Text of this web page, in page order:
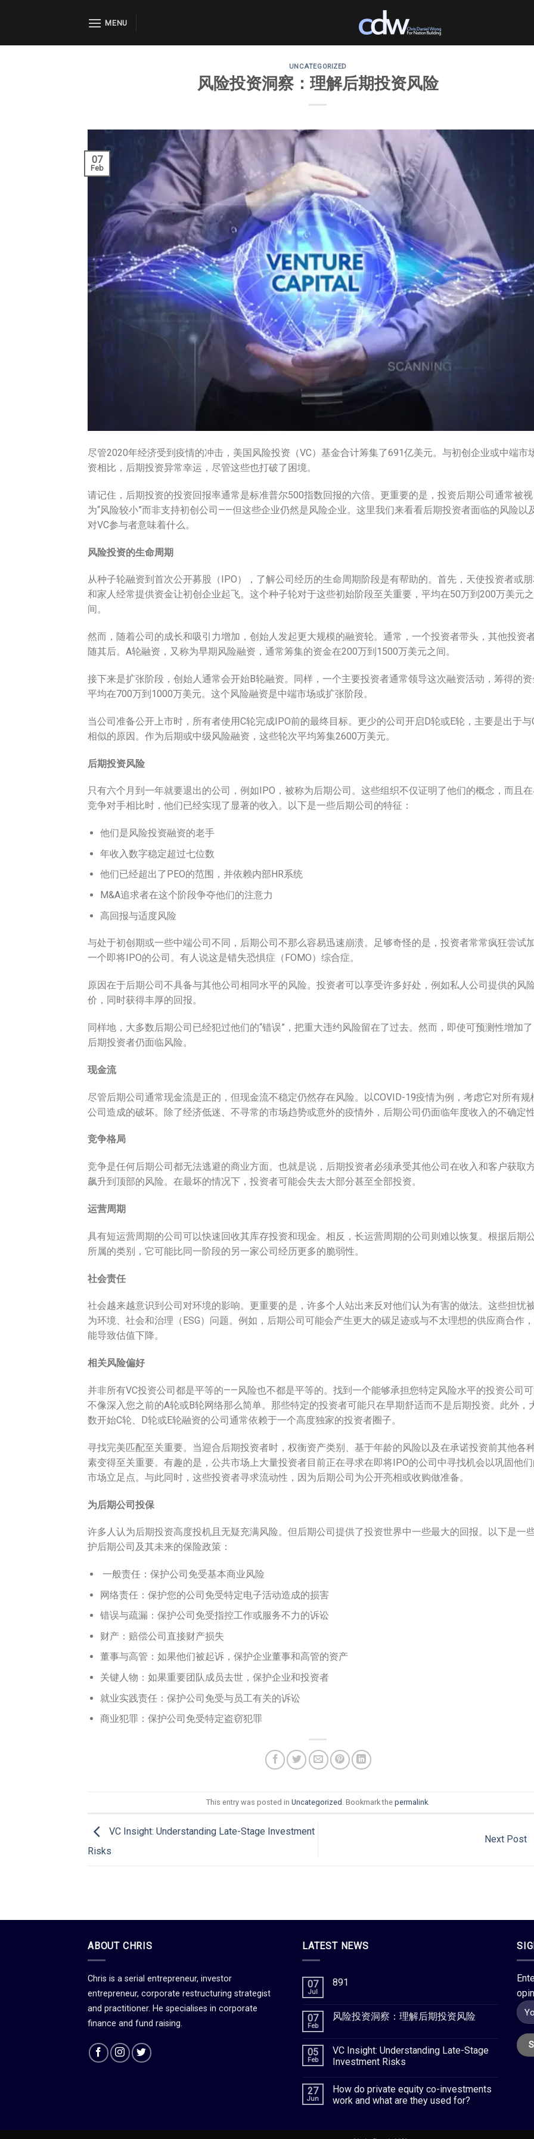
MENU
UNCATEGORIZED
风险投资洞察：理解后期投资风险
07
Feb
尽管2020年经济受到疫情的冲击，美国风险投资（VC）基金合计筹集了691亿美元。与初创企业或中端市
资相比，后期投资异常幸运，尽管这些也打破了困境。
请记住，后期投资的投资回报率通常是标准普尔500指数回报的六倍。更重要的是，投资后期公司通常被视
为“风险较小”而非支持初创公司——但这些企业仍然是风险企业。这里我们来看看后期投资者面临的风险以
对VC参与者意味着什么。
风险投资的生命周期
从种子轮融资到首次公开募股（IPO），了解公司经历的生命周期阶段是有帮助的。首先，天使投资者或
和家人经常提供资金让初创企业起飞。这个种子轮对于这些初始阶段至关重要，平均在50万到200万美元之
间。
然而，随着公司的成长和吸引力增加，创始人发起更大规模的融资轮。通常，一个投资者带头，其他投资
随其后。A轮融资，又称为早期风险融资，通常筹集的资金在200万到1500万美元之间。
接下来是扩张阶段，创始人通常会开始B轮融资。同样，一个主要投资者通常领导这次融资活动，筹得的资
平均在700万到1000万美元。这个风险融资是中端市场或扩张阶段。
当公司准备公开上市时，所有者使用C轮完成IPO前的最终目标。更少的公司开启D轮或E轮，主要是出于与
相似的原因。作为后期或中级风险融资，这些轮次平均筹集2600万美元。
后期投资风险
只有六个月到一年就要退出的公司，例如IPO，被称为后期公司。这些组织不仅证明了他们的概念，而且
竞争对手相比时，他们已经实现了显著的收入。以下是一些后期公司的特征：
他们是风险投资融资的老手
年收入数字稳定超过七位数
他们已经超出了PEO的范围，并依赖内部HR系统
M&A追求者在这个阶段争夺他们的注意力
高回报与适度风险
与处于初创期或一些中端公司不同，后期公司不那么容易迅速崩溃。足够奇怪的是，投资者常常疯狂尝试
一个即将IPO的公司。有人说这是错失恐惧症（FOMO）综合症。
原因在于后期公司不具备与其他公司相同水平的风险。投资者可以享受许多好处，例如私人公司提供的风
价，同时获得丰厚的回报。
同样地，大多数后期公司已经犯过他们的“错误”，把重大违约风险留在了过去。然而，即使可预测性增加了
后期投资者仍面临风险。
现金流
尽管后期公司通常现金流是正的，但现金流不稳定仍然存在风险。以COVID-19疫情为例，考虑它对所有规
公司造成的破坏。除了经济低迷、不寻常的市场趋势或意外的疫情外，后期公司仍面临年度收入的不确定性
竞争格局
竞争是任何后期公司都无法逃避的商业方面。也就是说，后期投资者必须承受其他公司在收入和客户获取
飙升到顶部的风险。在最坏的情况下，投资者可能会失去大部分甚至全部投资。
运营周期
具有短运营周期的公司可以快速回收其库存投资和现金。相反，长运营周期的公司则难以恢复。根据后期
所属的类别，它可能比同一阶段的另一家公司经历更多的脆弱性。
社会责任
社会越来越意识到公司对环境的影响。更重要的是，许多个人站出来反对他们认为有害的做法。这些担忧
为环境、社会和治理（ESG）问题。例如，后期公司可能会产生更大的碳足迹或与不太理想的供应商合作
能导致估值下降。
相关风险偏好
并非所有VC投资公司都是平等的——风险也不都是平等的。找到一个能够承担您特定风险水平的投资公司
不像深入您之前的A轮或B轮网络那么简单。那些特定的投资者可能只在早期舒适而不是后期投资。此外，
数开始C轮、D轮或E轮融资的公司通常依赖于一个高度独家的投资者圈子。
寻找完美匹配至关重要。当迎合后期投资者时，权衡资产类别、基于年龄的风险以及在承诺投资前其他各
素变得至关重要。有趣的是，公共市场上大量投资者目前正在寻求在即将IPO的公司中寻找机会以巩固他
市场立足点。与此同时，这些投资者寻求流动性，因为后期公司为公开亮相或收购做准备。
为后期公司投保
许多人认为后期投资高度投机且无疑充满风险。但后期公司提供了投资世界中一些最大的回报。以下是一
护后期公司及其未来的保险政策：
一般责任：保护公司免受基本商业风险
网络责任：保护您的公司免受特定电子活动造成的损害
错误与疏漏：保护公司免受指控工作或服务不力的诉讼
财产：赔偿公司直接财产损失
董事与高管：如果他们被起诉，保护企业董事和高管的资产
关键人物：如果重要团队成员去世，保护企业和投资者
就业实践责任：保护公司免受与员工有关的诉讼
商业犯罪：保护公司免受特定盗窃犯罪
This entry was posted in Uncategorized . Bookmark the permalink.
VC Insight: Understanding Late-Stage Investment
Risks
Next Post
ABOUT CHRIS
Chris is a serial entrepreneur, investor
entrepreneur, corporate restructuring strategist
and practitioner. He specialises in corporate
finance and fund raising.
LATEST NEWS
07
Jul
891
07
Feb
风险投资洞察：理解后期投资风险
05
Feb
VC Insight: Understanding Late-Stage
Investment Risks
27
Jun
How do private equity co-investments
work and what are they used for?